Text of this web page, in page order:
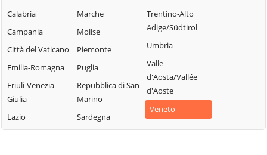
Campodarsego
Campodoro
Camposampiero
Candiana
Carmignano di
Brenta
Cartura
Casale di
Montegrotto
Terme
Padovana
Selvazzano
Dentro
Stanghella
Teolo
Terrassa
Padovana
Calabria
Campania
Città del Vaticano
Emilia-Romagna
Friuli-Venezia
Giulia
Lazio
Marche
Molise
Piemonte
Puglia
Repubblica di San
Marino
Sardegna
Trentino-Alto
Adige/Südtirol
Umbria
Valle
d'Aosta/Vallée
d'Aoste
Veneto